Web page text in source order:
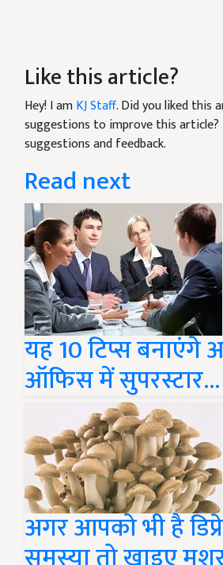
Like this article?
Hey! I amKJ Staff. Did you liked this
suggestions to improve this article?
suggestions and feedback.
Read next
यह 10 टिप्स बनाएंगे
ऑफिस में सुपरस्टार...
अगर आपको भी है